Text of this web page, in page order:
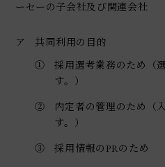
ーセーの子会社及び関連会社
ア
共同利用の目的
①
採用選考業務のため（
す。）
②
内定者の管理のため（
す。）
③ 採用情報のPRのため